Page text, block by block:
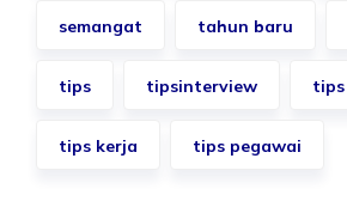
semangat tahun baru
tips tipsinterview
tips kerja tips pegawai